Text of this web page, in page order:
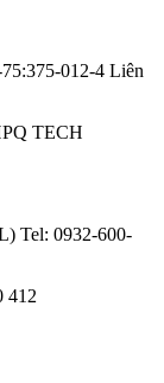
012-4 Liên
TECH
Tel: 0932-600-
412